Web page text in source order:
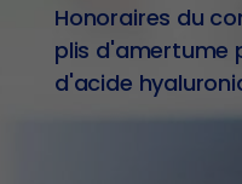
Honoraires du
plis d'amertume
d'acide